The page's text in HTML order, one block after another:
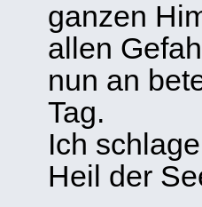
ganzen
allen
nun an
Tag.
Ich
Heil der